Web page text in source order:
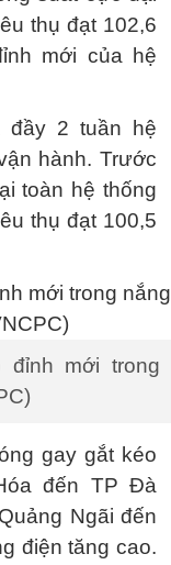
thụ đạt 102,6
mới của hệ
đầy 2 tuần hệ
hành. Trước
toàn hệ thống
thụ đạt 100,5
đỉnh mới trong
gay gắt kéo
đến TP Đà
Ngãi đến
điện tăng cao.